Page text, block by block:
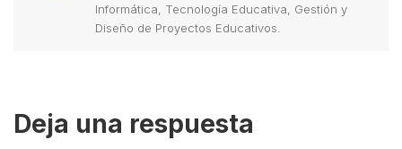
Informática, Tecnología Educativa, Gestión y
Diseño de Proyectos Educativos.
Deja una respuesta